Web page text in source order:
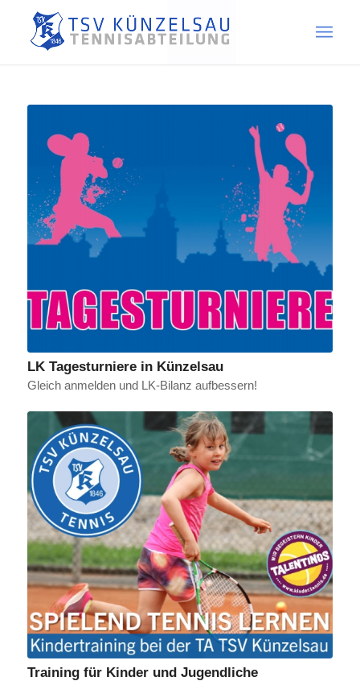
LK Tagesturniere in Künzelsau
Gleich anmelden und LK-Bilanz aufbessern!
Training für Kinder und Jugendliche